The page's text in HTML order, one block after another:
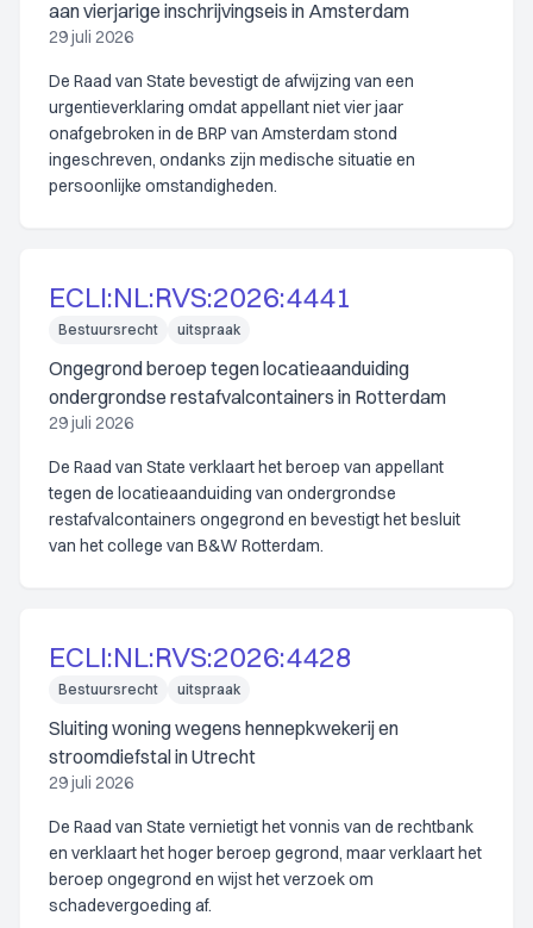
aan vierjarige inschrijvingseis in Amsterdam
29 juli 2026
De Raad van State bevestigt de afwijzing van een
urgentieverklaring omdat appellant niet vier jaar
onafgebroken in de BRP van Amsterdam stond
ingeschreven, ondanks zijn medische situatie en
persoonlijke omstandigheden.
ECLI:NL:RVS:2026:4441
Bestuursrecht uitspraak
Ongegrond beroep tegen locatieaanduiding
ondergrondse restafvalcontainers in Rotterdam
29 juli 2026
De Raad van State verklaart het beroep van appellant
tegen de locatieaanduiding van ondergrondse
restafvalcontainers ongegrond en bevestigt het besluit
van het college van B&W Rotterdam.
ECLI:NL:RVS:2026:4428
Bestuursrecht uitspraak
Sluiting woning wegens hennepkwekerij en
stroomdiefstal in Utrecht
29 juli 2026
De Raad van State vernietigt het vonnis van de rechtbank
en verklaart het hoger beroep gegrond, maar verklaart het
beroep ongegrond en wijst het verzoek om
schadevergoeding af.